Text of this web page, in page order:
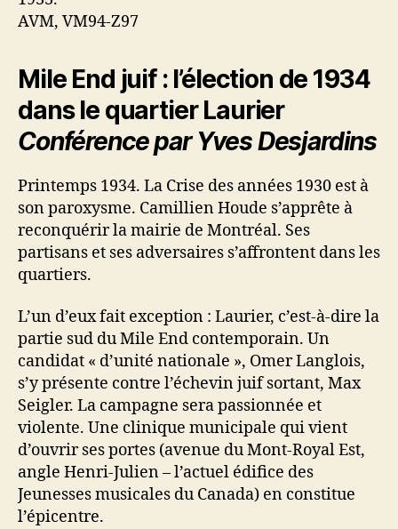
AVM, VM94-Z97
Mile End juif : l’élection de 1934
dans le quartier Laurier
Conférence parYves Desjardins
Printemps 1934. La Crise des années 1930 est à
son paroxysme. Camillien Houde s’apprête à
reconquérir la mairie de Montréal. Ses
partisans et ses adversaires s’affrontent dans les
quartiers.
L’un d’eux fait exception : Laurier, c’est-à-dire la
partie sud du Mile End contemporain. Un
candidat « d’unité nationale », Omer Langlois,
s’y présente contre l’échevin juif sortant, Max
Seigler. La campagne sera passionnée et
violente. Une clinique municipale qui vient
d’ouvrir ses portes (avenue du Mont-Royal Est,
angle Henri-Julien – l’actuel édifice des
Jeunesses musicales du Canada) en constitue
l’épicentre.